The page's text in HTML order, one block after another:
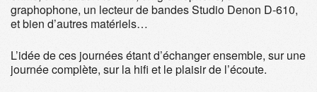
graphophone, un lecteur de bandes Studio Denon D-610,
et bien d’autres matériels…
L’idée de ces journées étant d’échanger ensemble, sur une
journée complète, sur la hifi et le plaisir de l’écoute.